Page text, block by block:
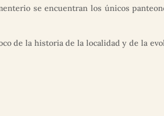
se encuentran los únicos
de la historia de la localidad y de la